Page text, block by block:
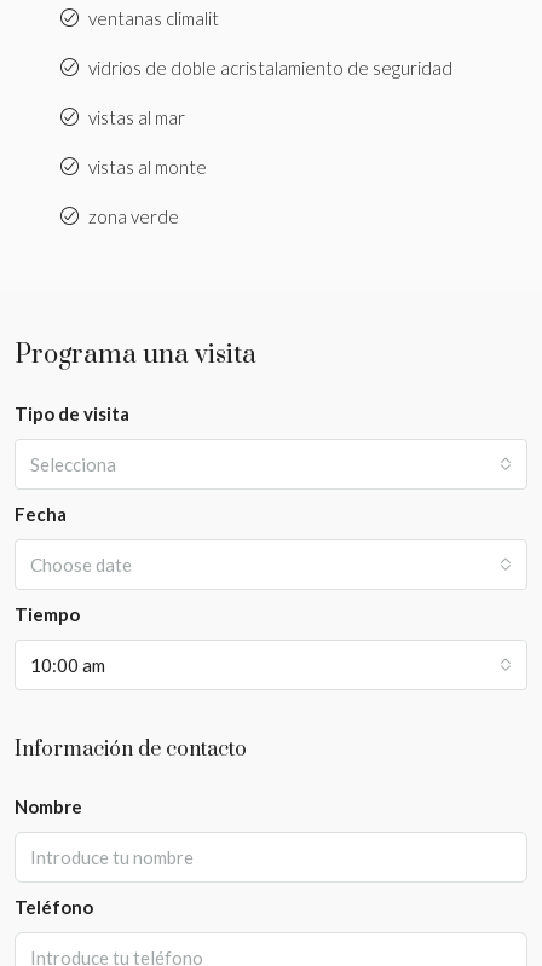
ventanas climalit
vidrios de doble acristalamiento de seguridad
vistas al mar
vistas al monte
zona verde
Programa una visita
Tipo de visita
Selecciona
Fecha
Choose date
Tiempo
10:00 am
Información de contacto
Nombre
Teléfono